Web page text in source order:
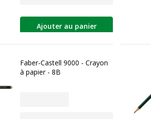
Ajouter au panier
Faber-Castell 9000 - Crayon
à papier - 8B